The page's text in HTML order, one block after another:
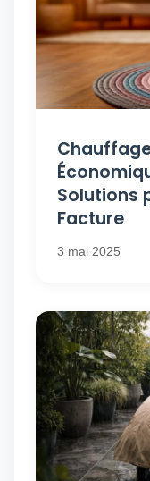
Solutions
Facture
3 mai 2025